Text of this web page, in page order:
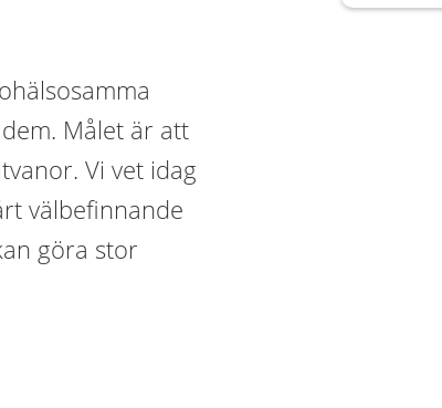
Målet är att
Vi vet idag
välbefinnande
göra stor